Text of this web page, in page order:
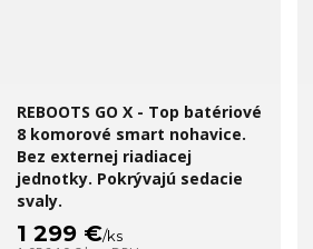
REBOOTS GO X - Top batériové
8 komorové smart nohavice.
Bez externej riadiacej
jednotky. Pokrývajú sedacie
svaly.
1 299 €/ks